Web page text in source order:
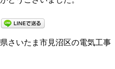
さいたま市見沼区の電気工事